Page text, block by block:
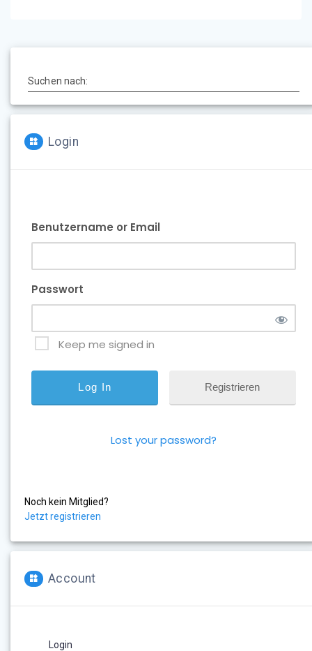
Suchen nach:
Login
Benutzername or Email
Passwort
Keep me signed in
Registrieren
Lost your password?
Noch kein Mitglied?
Jetzt registrieren
Account
Login